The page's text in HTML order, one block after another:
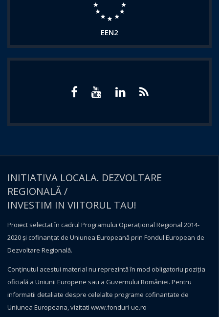
EEN2
INITIATIVA LOCALA. DEZVOLTARE
REGIONALĂ /
INVESTIM IN VIITORUL TAU!
Proiect selectat în cadrul Programului Operațional Regional 2014-
2020 și cofinanțat de Uniunea Europeană prin Fondul European de
Dezvoltare Regională.
Conţinutul acestui material nu reprezintă în mod obligatoriu poziţia
oficială a Uniunii Europene sau a Guvernului României. Pentru
informatii detaliate despre celelalte programe cofinantate de
Uniunea Europeana, vizitati www.fonduri-ue.ro